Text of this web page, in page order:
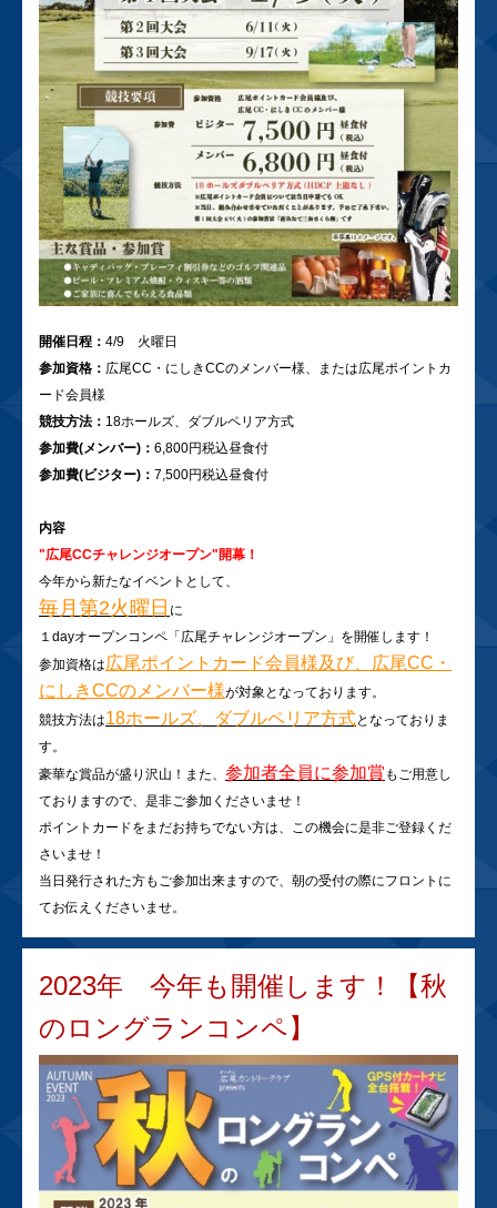
開催日程： 4/9 火曜日
参加資格： 広尾CC・にしきCCのメンバー様、または広尾ポイントカ
ード会員様
競技方法： 18ホールズ、ダブルペリア方式
参加費(メンバー)： 6,800円税込昼食付
参加費(ビジター)： 7,500円税込昼食付
内容
"広尾CCチャレンジオープン"開幕！
今年から新たなイベントとして、
毎月第2火曜日 に
１dayオープンコンペ「広尾チャレンジオープン」を開催します！
参加資格は広尾ポイントカード会員様及び、広尾CC・
にしきCCのメンバー様が対象となっております。
競技方法は18ホールズ、ダブルペリア方式となっておりま
す。
豪華な賞品が盛り沢山！また、 参加者全員に参加賞 もご用意し
ておりますので、是非ご参加くださいませ！
ポイントカードをまだお持ちでない方は、この機会に是非ご登録くだ
さいませ！
当日発行された方もご参加出来ますので、朝の受付の際にフロントに
てお伝えくださいませ。
2023年 今年も開催します！【秋
のロングランコンペ】